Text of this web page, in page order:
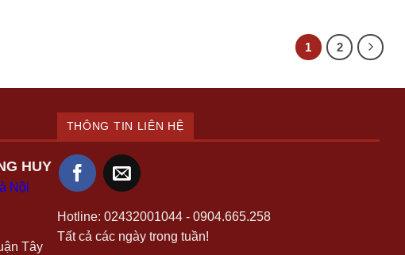
1 2
HUY
Nội
Tây
THÔNG TIN LIÊN HỆ
Hotline: 02432001044- 0904.665.258
Tất cả các ngày trong tuần!